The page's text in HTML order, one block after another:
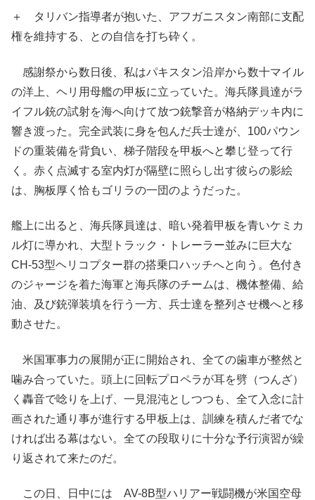
＋ タリバン指導者が抱いた、アフガニスタン南部に支配
権を維持する、との自信を打ち砕く。
感謝祭から数日後、私はパキスタン沿岸から数十マイル
の洋上、ヘリ用母艦の甲板に立っていた。海兵隊員達がラ
イフル銃の試射を海へ向けて放つ銃撃音が格納デッキ内に
響き渡った。完全武装に身を包んだ兵士達が、100パウン
ドの重装備を背負い、梯子階段を甲板へと攀じ登って行
く。赤く点滅する室内灯が隔壁に照らし出す彼らの影絵
は、胸板厚く恰もゴリラの一団のようだった。
艦上に出ると、海兵隊員達は、暗い発着甲板を青いケミカ
ル灯に導かれ、大型トラック・トレーラー並みに巨大な
CH-53型ヘリコプター群の搭乗口ハッチへと向う。色付き
のジャージを着た海軍と海兵隊のチームは、機体整備、給
油、及び銃弾装填を行う一方、兵士達を整列させ機へと移
動させた。
米国軍事力の展開が正に開始され、全ての歯車が整然と
噛み合っていた。頭上に回転プロペラが耳を劈（つんざ）
く轟音で唸りを上げ、一見混沌としつつも、全て入念に計
画された通り事が進行する甲板上は、訓練を積んだ者でな
ければ出る幕はない。全ての段取りに十分な予行演習が繰
り返されて来たのだ。
この日、日中には AV-8B型ハリアー戦闘機が米国空母